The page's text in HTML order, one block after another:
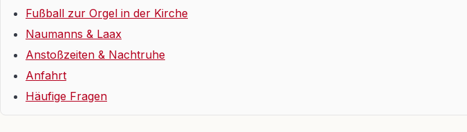
Fußball zur Orgel in der Kirche
Naumanns & Laax
Anstoßzeiten & Nachtruhe
Anfahrt
Häufige Fragen